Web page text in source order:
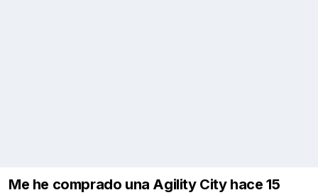
Me he comprado una Agility City hace 15